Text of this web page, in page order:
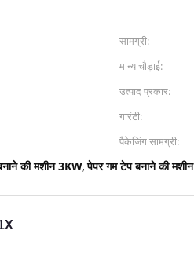
सामग्री:
मान्य चौड़ाई:
उत्पाद प्रकार:
गारंटी:
पैकेजिंग सामग्री:
की मशीन 3KW,पेपर गम टेप बनाने की मशीन